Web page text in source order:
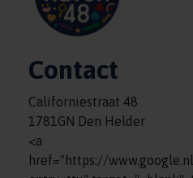
Contact
Californiestraat 48
1781GN Den Helder
<a
href="https://